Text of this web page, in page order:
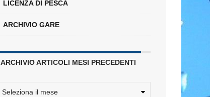
LICENZA DI PESCA
ARCHIVIO GARE
ARCHIVIO ARTICOLI MESI PRECEDENTI